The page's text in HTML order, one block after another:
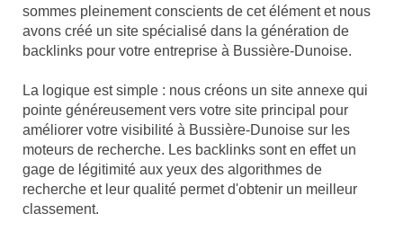
sommes pleinement conscients de cet élément et nous
avons créé un site spécialisé dans la génération de
backlinks pour votre entreprise à Bussière-Dunoise.
La logique est simple : nous créons un site annexe qui
pointe généreusement vers votre site principal pour
améliorer votre visibilité à Bussière-Dunoise sur les
moteurs de recherche. Les backlinks sont en effet un
gage de légitimité aux yeux des algorithmes de
recherche et leur qualité permet d'obtenir un meilleur
classement.